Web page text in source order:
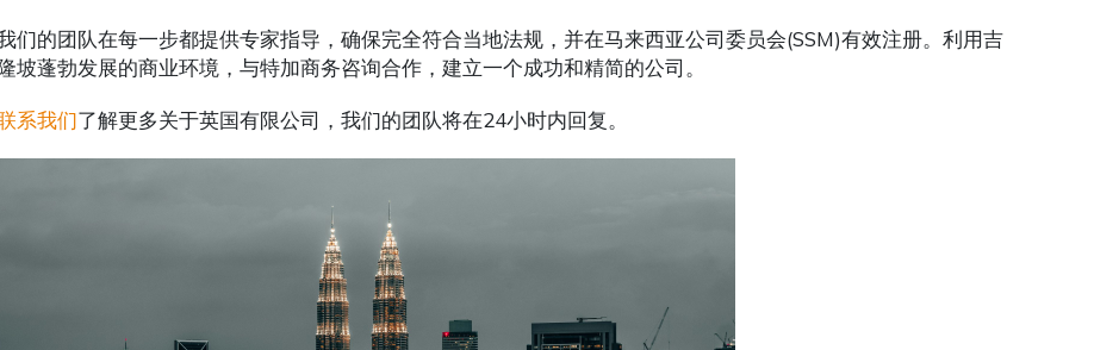
们的团队在每一步都提供专家指导，确保完全符合当地法规，并在马来西亚公司委员会(SSM)有效注册。利用吉
坡蓬勃发展的商业环境，与特加商务咨询合作，建立一个成功和精简的公司。
系我们了解更多关于英国有限公司，我们的团队将在24小时内回复。